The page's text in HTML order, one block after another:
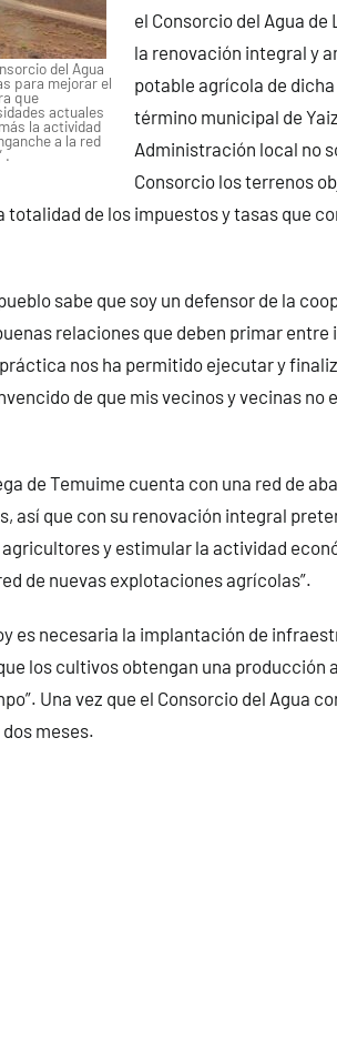
del Agua
para mejorar el
que
actuales
la actividad
a la red
.
el Consorcio del Agua
la renovación integral y
potable agrícola de
término municipal de
Administración local no
Consorcio los terrenos
totalidad de los impuestos y tasas que
sabe que soy un defensor de la
relaciones que deben primar
nos ha permitido ejecutar y
de que mis vecinos y vecinas no
de Temuime cuenta con una red de
así que con su renovación integral
y estimular la actividad
de nuevas explotaciones agrícolas”.
es necesaria la implantación de
los cultivos obtengan una producción
Una vez que el Consorcio del Agua
meses.